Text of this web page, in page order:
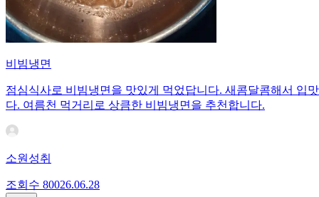
비빔냉면
점심식사로 비빔냉면을 맛있게 먹었답니다. 새콤달콤해서 입
다. 여름천 먹거리로 상큼한 비빔냉면을 추천합니다.
소원성취
조회수 80026.06.28